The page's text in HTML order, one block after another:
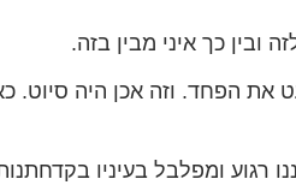
ובין כך איני מבין בזה.
את הפחד. וזה אכן היה סיוט.
רגוע ומפלבל בעיניו